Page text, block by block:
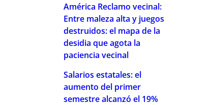
América Reclamo vecinal:
Entre maleza alta y juegos
destruidos: el mapa de la
desidia que agota la
paciencia vecinal
Salarios estatales: el
aumento del primer
semestre alcanzó el 19%